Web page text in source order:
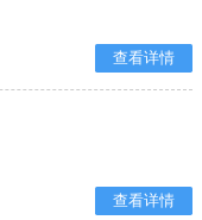
查看详情
查看详情